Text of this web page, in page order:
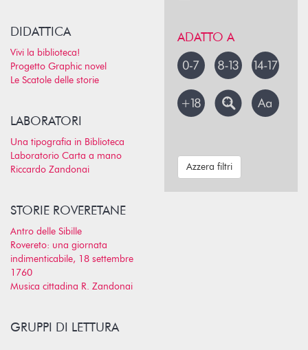
DIDATTICA
Vivi la biblioteca!
Progetto Graphic novel
Le Scatole delle storie
LABORATORI
Una tipografia in Biblioteca
Laboratorio Carta a mano
Riccardo Zandonai
STORIE ROVERETANE
Antro delle Sibille
Rovereto: una giornata
indimenticabile, 18 settembre
1760
Musica cittadina R. Zandonai
GRUPPI DI LETTURA
ADATTO A
Azzera filtri